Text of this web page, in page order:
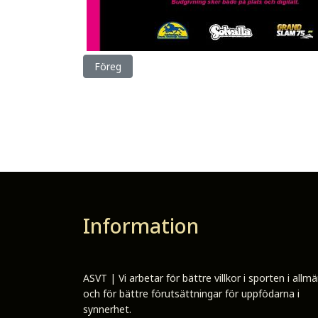
Föregående artikel: Ny podd Uppe!
Föreg
Information
ASVT | Vi arbetar för bättre villkor i sporten i
och för bättre förutsättningar för uppfödarna i
synnerhet.